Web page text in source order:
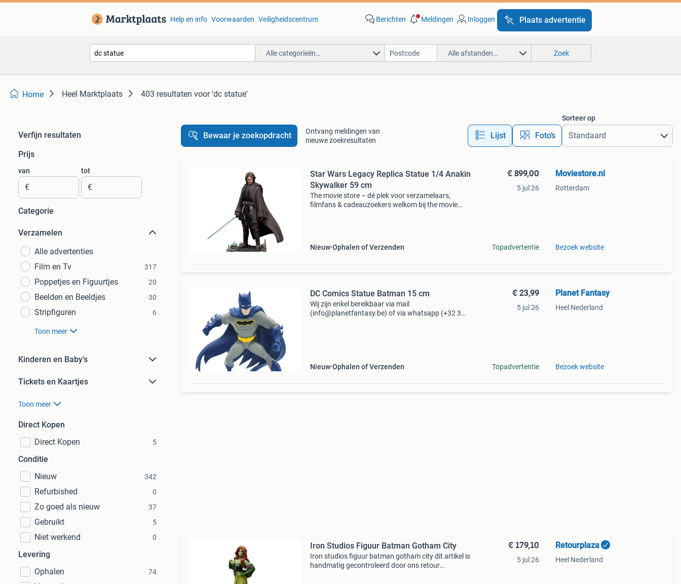
Help en info Voorwaarden Veiligheidscentrum Berichten Meldingen Inloggen Plaats advertentie
Alle categorieën… Alle afstanden… Zoek
Home Heel Marktplaats 403 resultaten voor 'dc statue'
Verfijn resultaten
Prijs
van
€
tot
€
Categorie
Verzamelen
Alle advertenties
Film en Tv
317
Poppetjes en Figuurtjes 20
Beelden en Beeldjes 30
Stripfiguren 6
Toon meer
Kinderen en Baby's
Tickets en Kaartjes
Toon meer
Direct Kopen
Direct Kopen
5
Conditie
Nieuw
342
Refurbished 0
Zo goed als nieuw 37
Gebruikt 5
Niet werkend 0
Levering
Ophalen
74
Bewaar je zoekopdracht
Ontvang meldingen van
nieuwe zoekresultaten
Lijst Foto’s
Sorteer op
Star Wars Legacy Replica Statue 1/4 Anakin
Skywalker 59 cm
The movie store – dé plek voor verzamelaars,
filmfans & cadeauzoekers welkom bij the movie
Nieuw Ophalen of Verzenden
€ 899,00
5 jul 26
Topadvertentie
Moviestore.nl
Rotterdam
Bezoek website
DC Comics Statue Batman 15 cm
Wij zijn enkel bereikbaar via mail
(info@planetfantasy.be) of via whatsapp (+32 3
Nieuw Ophalen of Verzenden
€ 23,99
5 jul 26
Topadvertentie
Planet Fantasy
Heel Nederland
Bezoek website
Iron Studios Figuur Batman Gotham City
Iron studios figuur batman gotham city dit artikel is
handmatig gecontroleerd door ons retour
€ 179,10
5 jul 26
Retourplaza
Heel Nederland